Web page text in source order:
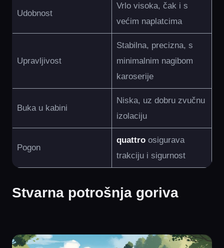
Udobnost
Vrlo visoka, čak i s
većim naplatcima
Upravljivost
Stabilna, precizna, s
minimalnim nagibom
karoserije
Buka u kabini
Niska, uz dobru zvučnu
izolaciju
Pogon
quattroosigurava
trakciju i sigurnost
Stvarna potrošnja goriva